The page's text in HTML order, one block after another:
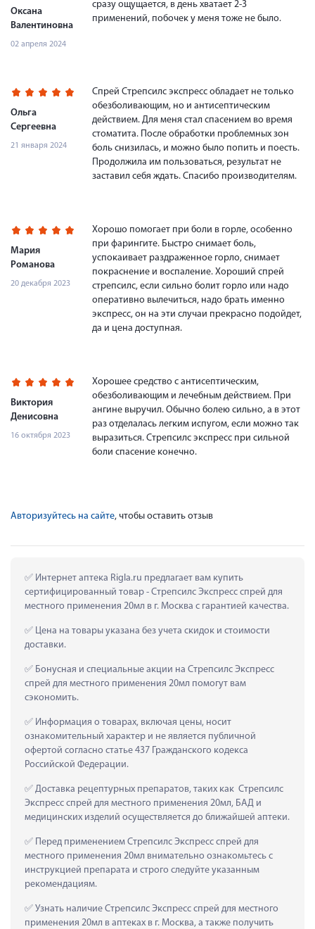
Оксана
Валентиновна
02 апреля 2024
сразу ощущается, в день хватает 2-3
применений, побочек у меня тоже не было.
Ольга
Сергеевна
21 января 2024
Спрей Стрепсилс экспресс обладает не только
обезболивающим, но и антисептическим
действием. Для меня стал спасением во время
стоматита. После обработки проблемных зон
боль снизилась, и можно было попить и поесть.
Продолжила им пользоваться, результат не
заставил себя ждать. Спасибо производителям.
Мария
Романова
20 декабря 2023
Хорошо помогает при боли в горле, особенно
при фарингите. Быстро снимает боль,
успокаивает раздраженное горло, снимает
покраснение и воспаление. Хороший спрей
стрепсилс, если сильно болит горло или надо
оперативно вылечиться, надо брать именно
экспресс, он на эти случаи прекрасно подойдет,
да и цена доступная.
Виктория
Денисовна
16 октября 2023
Хорошее средство с антисептическим,
обезболивающим и лечебным действием. При
ангине выручил. Обычно болею сильно, а в этот
раз отделалась легким испугом, если можно так
выразиться. Стрепсилс экспресс при сильной
боли спасение конечно.
Авторизуйтесь на сайте, чтобы оставить отзыв
Интернет аптека Rigla.ru предлагает вам купить
сертифицированный товар - Стрепсилс Экспресс спрей для
местного применения 20мл в г. Москва с гарантией качества.
Цена на товары указана без учета скидок и стоимости
доставки.
Бонусная и специальные акции на Стрепсилс Экспресс
спрей для местного применения 20мл помогут вам
сэкономить.
Информация о товарах, включая цены, носит
ознакомительный характер и не является публичной
офертой согласно статье 437 Гражданского кодекса
Российской Федерации.
Доставка рецептурных препаратов, таких как  Стрепсилс
Экспресс спрей для местного применения 20мл, БАД и
медицинских изделий осуществляется до ближайшей аптеки.
Перед применением Стрепсилс Экспресс спрей для
местного применения 20мл внимательно ознакомьтесь с
инструкцией препарата и строго следуйте указанным
рекомендациям.
Узнать наличие Стрепсилс Экспресс спрей для местного
применения 20мл в аптеках в г. Москва, а также получить